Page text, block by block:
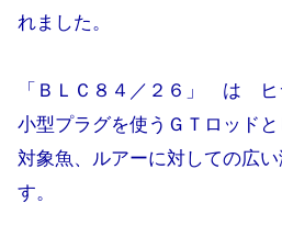
れました。
「ＢＬＣ８４／２６」 は
小型プラグを使うＧＴロッド
対象魚、ルアーに対しての広
す。